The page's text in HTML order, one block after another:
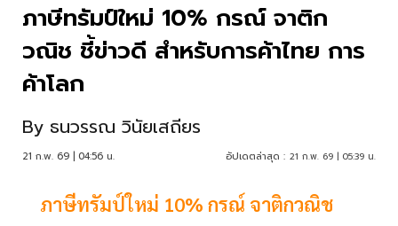
ภาษีทรัมป์ใหม่ 10% กรณ์ จาติก
วณิช ชี้ข่าวดี สำหรับการค้าไทย การ
ค้าโลก
By ธนวรรณ วินัยเสถียร
21 ก.พ. 69 | 04:56 น. อัปเดตล่าสุด : 21 ก.พ. 69 | 05:39 น.
ภาษีทรัมป์ใหม่ 10% กรณ์ จาติกวณิช